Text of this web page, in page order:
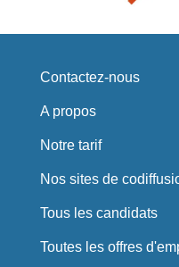
Contactez-nous
A propos
Notre tarif
Nos sites de
Tous les candidats
Toutes les offres